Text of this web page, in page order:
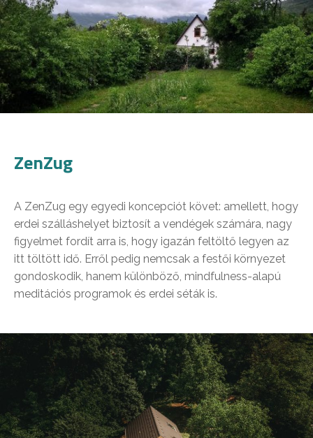
ZenZug
A ZenZug egy egyedi koncepciót követ: amellett, hogy
erdei szálláshelyet biztosít a vendégek számára, nagy
figyelmet fordít arra is, hogy igazán feltöltő legyen az
itt töltött idő. Erről pedig nemcsak a festői környezet
gondoskodik, hanem különböző, mindfulness-alapú
meditációs programok és erdei séták is.